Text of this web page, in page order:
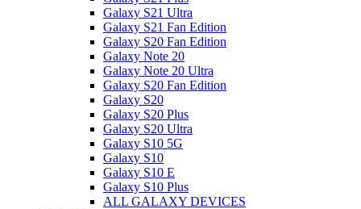
Galaxy S21 Ultra
Galaxy S21 Fan Edition
Galaxy S20 Fan Edition
Galaxy Note 20
Galaxy Note 20 Ultra
Galaxy S20 Fan Edition
Galaxy S20
Galaxy S20 Plus
Galaxy S20 Ultra
Galaxy S10 5G
Galaxy S10
Galaxy S10 E
Galaxy S10 Plus
ALL GALAXY DEVICES